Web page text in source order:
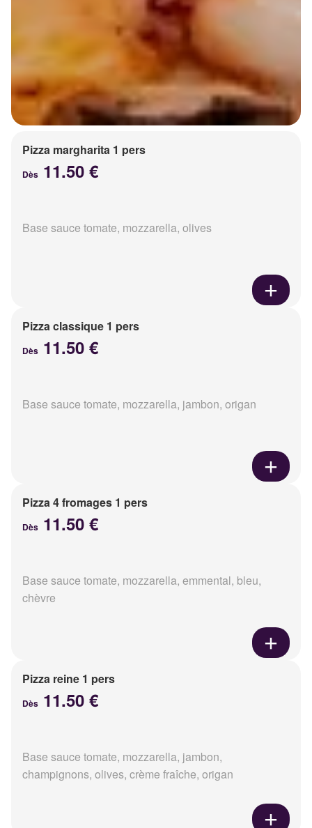
Pizza margharita 1 pers
Dès 11.50 €
Base sauce tomate, mozzarella, olives
Pizza classique 1 pers
Dès 11.50 €
Base sauce tomate, mozzarella, jambon, origan
Pizza 4 fromages 1 pers
Dès 11.50 €
Base sauce tomate, mozzarella, emmental, bleu,
chèvre
Pizza reine 1 pers
Dès 11.50 €
Base sauce tomate, mozzarella, jambon,
champignons, olives, crème fraîche, origan